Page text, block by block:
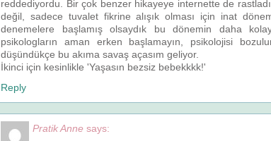
reddediyordu. Bir çok benzer hikayeye internette de
değil, sadece tuvalet fikrine alışık olması için inat
denemelere başlamış olsaydık bu dönemin daha
psikologların aman erken başlamayın, psikolojisi
düşündükçe bu akıma savaş açasım geliyor.
İkinci için kesinlikle 'Yaşasın bezsiz bebekkkk!'
Reply
Pratik Anne says: